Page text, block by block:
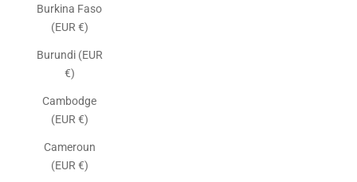
Burkina Faso
(EUR €)
Burundi (EUR
€)
Cambodge
(EUR €)
Cameroun
(EUR €)